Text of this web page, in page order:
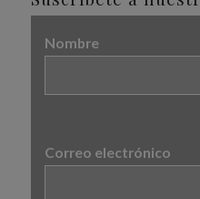
Nombre
Correo electrónico